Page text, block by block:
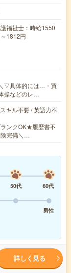
福祉士：時給1550
1812円
▽具体的には…・買
操などのレ…
キル不要 / 英語力不
ンクOK★履歴書不
完備＼…
50代
60代
男性
詳しく見る